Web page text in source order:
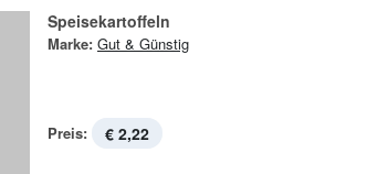
Speisekartoffeln
Marke: Gut & Günstig
Preis: € 2,22